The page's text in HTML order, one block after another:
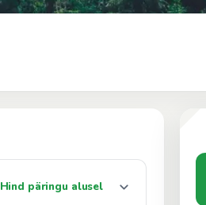
Hind päringu alusel